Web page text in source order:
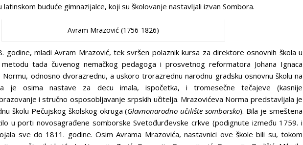
buduće gimnazijalce, koji su školovanje nastavljali izvan Sombora.
Avram Mrazović (1756-1826)
godine, mladi Avram Mrazović, tek svršen polaznik kursa za direktore osnovnih škola u
tada čuvenog nemačkog pedagoga i prosvetnog reformatora Johana Ignaca
odnosno dvorazrednu, a uskoro trorazrednu narodnu gradsku osnovnu školu na
je osima nastave za decu imala, ispočetka, i tromesečne tečajeve (kasnije
i stručno osposobljavanje srpskih učitelja. Mrazovićeva Norma predstavljala je
školu Pečujskog školskog okruga (Glavnonarodno učilište somborsko). Bila je smeštena
u porti novosagrađene somborske Svetođurđevske crkve (podignute između 1759. i
sve do 1811. godine. Osim Avrama Mrazovića, nastavnici ove škole bili su, tokom